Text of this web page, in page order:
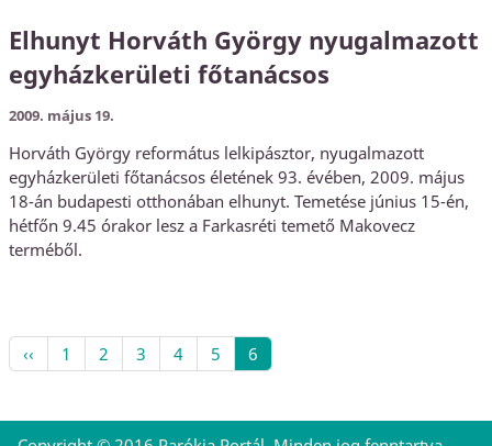
Elhunyt Horváth György nyugalmazott
egyházkerületi főtanácsos
2009. május 19.
Horváth György református lelkipásztor, nyugalmazott
egyházkerületi főtanácsos életének 93. évében, 2009. május
18-án budapesti otthonában elhunyt. Temetése június 15-én,
hétfőn 9.45 órakor lesz a Farkasréti temető Makovecz
terméből.
‹‹ 1 2 3 4 5 6